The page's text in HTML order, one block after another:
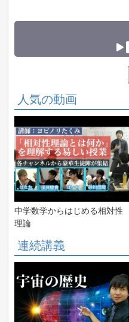
人気の動画
中学数学からはじめる相対性
理論
連続講義